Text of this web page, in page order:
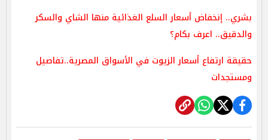
بشري.. إنخفاض أسعار السلع الغذائية منها الشاي والسكر
والدقيق.. اعرف بكام؟
حقيقة ارتفاع أسعار الزيوت في الأسواق المصرية..تفاصيل
ومستجدات